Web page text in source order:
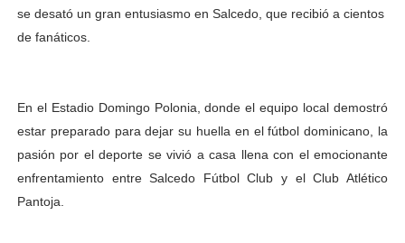
se desató un gran entusiasmo en Salcedo, que recibió a cientos
de fanáticos.
En el Estadio Domingo Polonia, donde el equipo local demostró
estar preparado para dejar su huella en el fútbol dominicano, la
pasión por el deporte se vivió a casa llena con el emocionante
enfrentamiento entre Salcedo Fútbol Club y el Club Atlético
Pantoja.